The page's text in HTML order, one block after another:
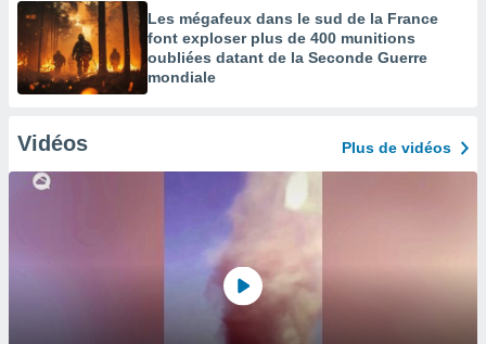
Les mégafeux dans le sud de la France
font exploser plus de 400 munitions
oubliées datant de la Seconde Guerre
mondiale
Vidéos Plus de vidéos